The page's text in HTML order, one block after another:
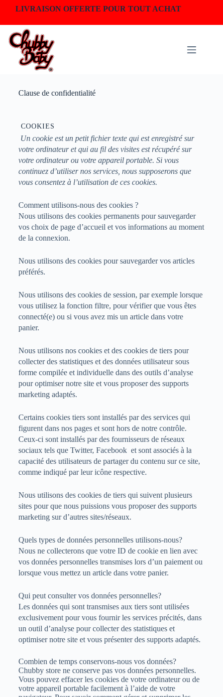
LIVRAISON OFFERTE POUR TOUT ACHAT
Clause de confidentialité​
COOKIES
Un cookie est un petit fichier texte qui est enregistré sur
votre ordinateur et qui au fil des visites est récupéré sur
votre ordinateur ou votre appareil portable. Si vous
continuez d’utiliser nos services, nous supposerons que
vous consentez à l’utilisation de ces cookies.
Comment utilisons-nous des cookies ?
Nous utilisons des cookies permanents pour sauvegarder
vos choix de page d’accueil et vos informations au moment
de la connexion.
Nous utilisons des cookies pour sauvegarder vos articles
préférés.
Nous utilisons des cookies de session, par exemple lorsque
vous utilisez la fonction filtre, pour vérifier que vous êtes
connecté(e) ou si vous avez mis un article dans votre
panier.
Nous utilisons nos cookies et des cookies de tiers pour
collecter des statistiques et des données utilisateur sous
forme compilée et individuelle dans des outils d’analyse
pour optimiser notre site et vous proposer des supports
marketing adaptés.
Certains cookies tiers sont installés par des services qui
figurent dans nos pages et sont hors de notre contrôle.
Ceux-ci sont installés par des fournisseurs de réseaux
sociaux tels que Twitter, Facebook et sont associés à la
capacité des utilisateurs de partager du contenu sur ce site,
comme indiqué par leur icône respective.
Nous utilisons des cookies de tiers qui suivent plusieurs
sites pour que nous puissions vous proposer des supports
marketing sur d’autres sites/réseaux.
Quels types de données personnelles utilisons-nous?
Nous ne collecterons que votre ID de cookie en lien avec
vos données personnelles transmises lors d’un paiement ou
lorsque vous mettez un article dans votre panier.
Qui peut consulter vos données personnelles?
Les données qui sont transmises aux tiers sont utilisées
exclusivement pour vous fournir les services précités, dans
un outil d’analyse pour collecter des statistiques et
optimiser notre site et vous présenter des supports adaptés.
Combien de temps conservons-nous vos données?
Chubby store ne conserve pas vos données personnelles.
Vous pouvez effacer les cookies de votre ordinateur ou de
votre appareil portable facilement à l’aide de votre